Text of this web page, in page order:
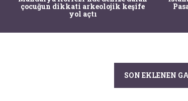
çocuğun dikkati arkeolojik keşife
yol açtı
SON EKLENEN